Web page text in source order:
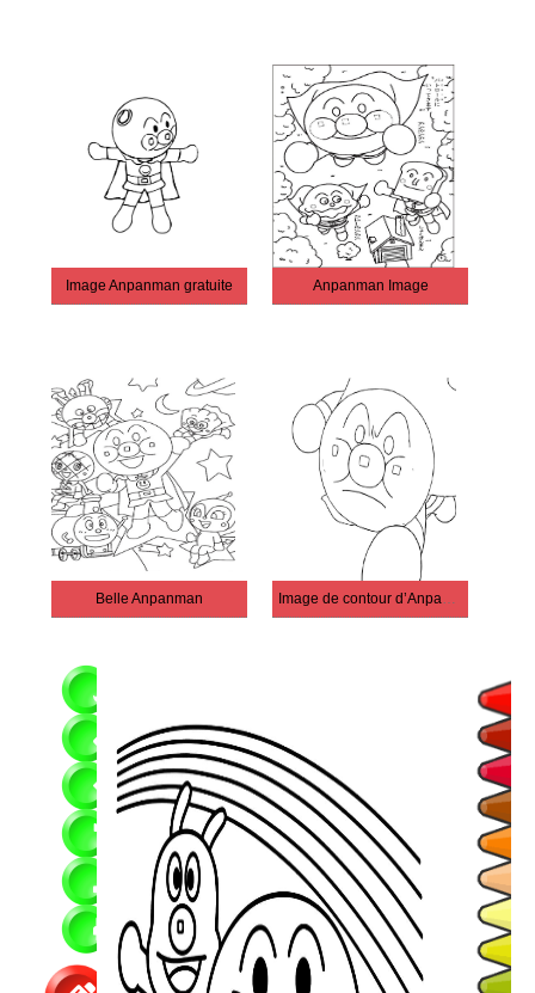
Image Anpanman gratuite Anpanman Image
Belle Anpanman Image de contour d’Anpanman